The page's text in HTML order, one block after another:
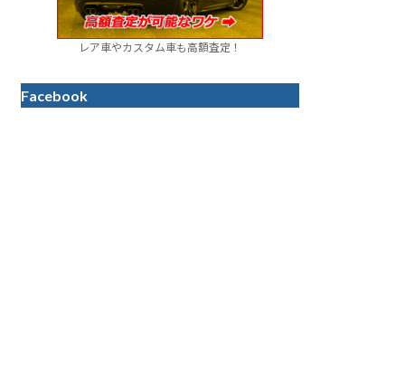
レア車やカスタム車も高額査定！
Facebook